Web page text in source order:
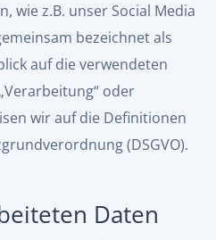
wie z.B. unser Social Media
bezeichnet als
auf die verwendeten
oder
wir auf die Definitionen
(DSGVO).
Daten